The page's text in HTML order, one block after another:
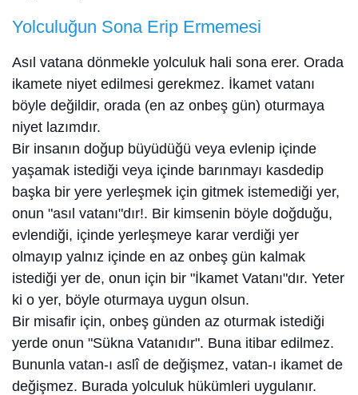
Yolculuğun Sona Erip Ermemesi
Asıl vatana dönmekle yolculuk hali sona erer. Orada
ikamete niyet edilmesi gerekmez. İkamet vatanı
böyle değildir, orada (en az onbeş gün) oturmaya
niyet lazımdır.
Bir insanın doğup büyüdüğü veya evlenip içinde
yaşamak istediği veya içinde barınmayı kasdedip
başka bir yere yerleşmek için gitmek istemediği yer,
onun "asıl vatanı"dır!. Bir kimsenin böyle doğduğu,
evlendiği, içinde yerleşmeye karar verdiği yer
olmayıp yalnız içinde en az onbeş gün kalmak
istediği yer de, onun için bir "İkamet Vatanı"dır. Yeter
ki o yer, böyle oturmaya uygun olsun.
Bir misafir için, onbeş günden az oturmak istediği
yerde onun "Sükna Vatanıdır". Buna itibar edilmez.
Bununla vatan-ı aslî de değişmez, vatan-ı ikamet de
değişmez. Burada yolculuk hükümleri uygulanır.